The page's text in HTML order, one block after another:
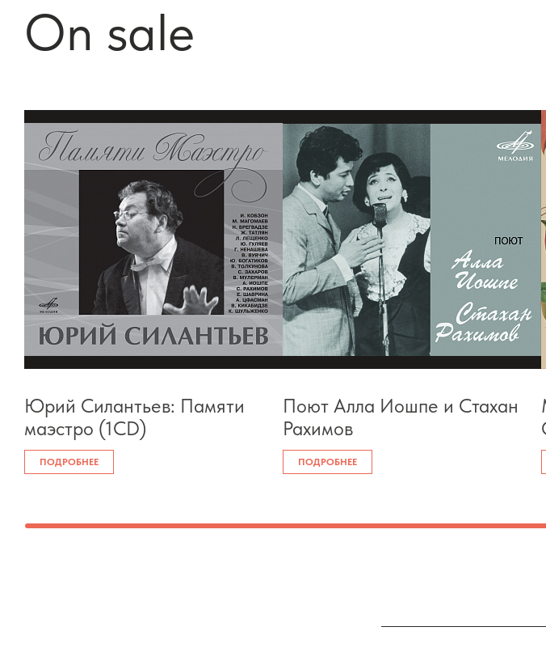
On sale
Юрий Силантьев: Памяти
маэстро (1CD)
ПОДРОБНЕЕ
Поют Алла Иошпе и Стахан
Рахимов
ПОДРОБНЕЕ